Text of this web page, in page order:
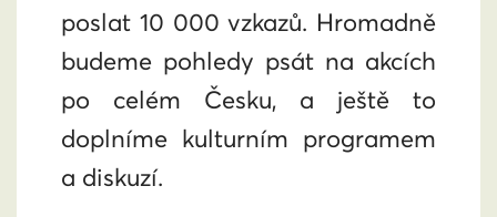
poslat 10 000 vzkazů. Hromadně
budeme pohledy psát na akcích
po celém Česku, a ještě to
doplníme kulturním programem
a diskuzí.